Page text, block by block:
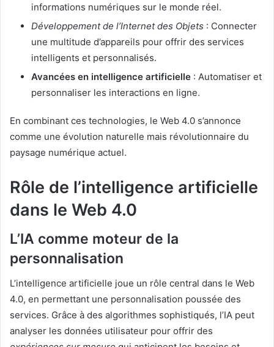
informations numériques sur le monde réel.
Développement de l’Internet des Objets : Connecter
une multitude d’appareils pour offrir des services
intelligents et personnalisés.
Avancées en intelligence artificielle : Automatiser et
personnaliser les interactions en ligne.
En combinant ces technologies, le Web 4.0 s’annonce
comme une évolution naturelle mais révolutionnaire du
paysage numérique actuel.
Rôle de l’intelligence artificielle
dans le Web 4.0
L’IA comme moteur de la
personnalisation
L’intelligence artificielle joue un rôle central dans le Web
4.0, en permettant une personnalisation poussée des
services. Grâce à des algorithmes sophistiqués, l’IA peut
analyser les données utilisateur pour offrir des